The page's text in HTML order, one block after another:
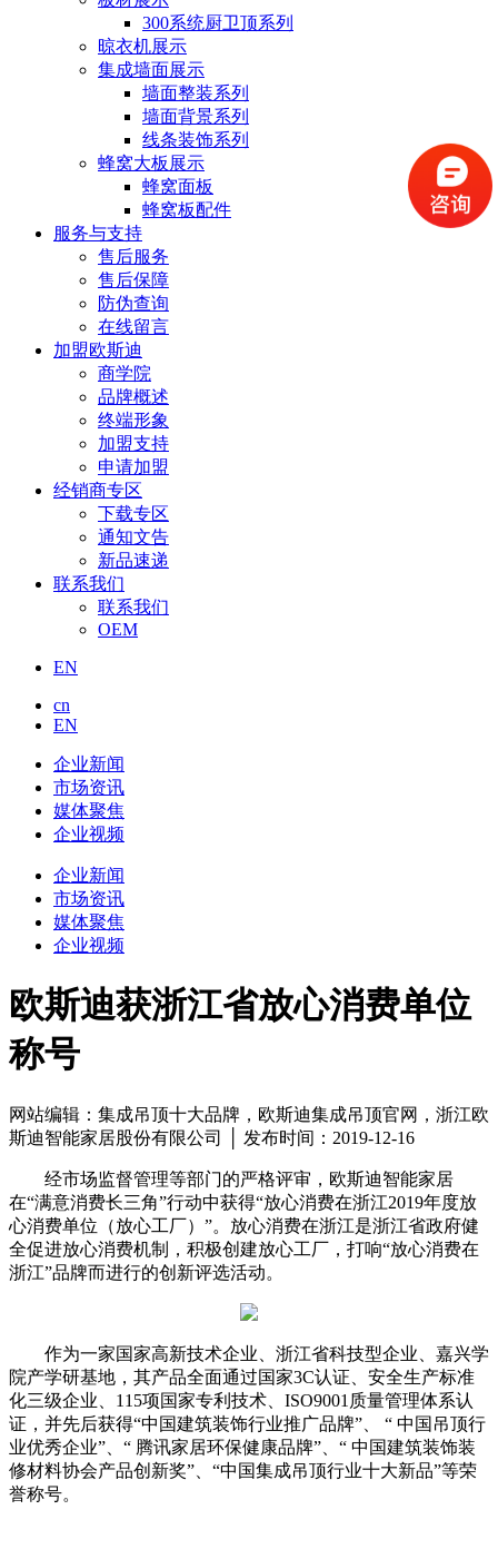
300系统厨卫顶系列
晾衣机展示
集成墙面展示
墙面整装系列
墙面背景系列
线条装饰系列
蜂窝大板展示
蜂窝面板
蜂窝板配件
服务与支持
售后服务
售后保障
防伪查询
在线留言
加盟欧斯迪
商学院
品牌概述
终端形象
加盟支持
申请加盟
经销商专区
下载专区
通知文告
新品速递
联系我们
联系我们
OEM
EN
cn
EN
企业新闻
市场资讯
媒体聚焦
企业视频
企业新闻
市场资讯
媒体聚焦
企业视频
欧斯迪获浙江省放心消费单位
称号
网站编辑：集成吊顶十大品牌，欧斯迪集成吊顶官网，浙江欧
斯迪智能家居股份有限公司 │ 发布时间：2019-12-16
经市场监督管理等部门的严格评审，欧斯迪智能家居
在“满意消费长三角”行动中获得“放心消费在浙江2019年度放
心消费单位（放心工厂）”。放心消费在浙江是浙江省政府健
全促进放心消费机制，积极创建放心工厂，打响“放心消费在
浙江”品牌而进行的创新评选活动。
作为一家国家高新技术企业、浙江省科技型企业、嘉兴学
院产学研基地，其产品全面通过国家3C认证、安全生产标准
化三级企业、115项国家专利技术、ISO9001质量管理体系认
证，并先后获得“中国建筑装饰行业推广品牌”、 “ 中国吊顶行
业优秀企业”、“ 腾讯家居环保健康品牌”、“ 中国建筑装饰装
修材料协会产品创新奖”、“中国集成吊顶行业十大新品”等荣
誉称号。